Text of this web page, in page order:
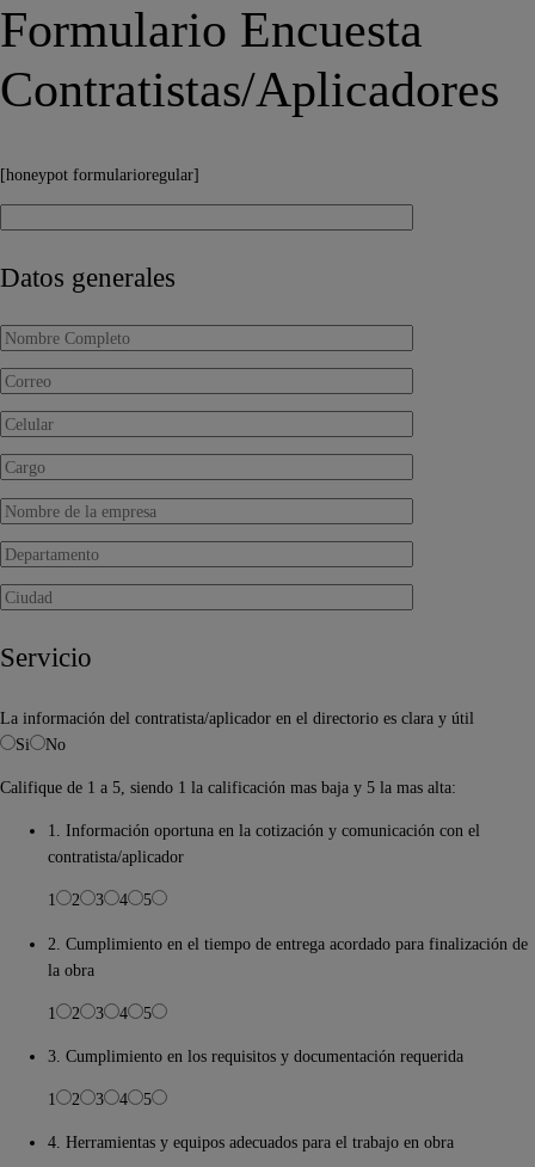
Formulario Encuesta
Contratistas/Aplicadores
[honeypot formularioregular]
Datos generales
Servicio
La información del contratista/aplicador en el directorio es clara y útil
Si
No
Califique de 1 a 5, siendo 1 la calificación mas baja y 5 la mas alta:
1. Información oportuna en la cotización y comunicación con el
contratista/aplicador
1 2 3 4 5
2. Cumplimiento en el tiempo de entrega acordado para finalización de
la obra
1 2 3 4 5
3. Cumplimiento en los requisitos y documentación requerida
1 2 3 4 5
4. Herramientas y equipos adecuados para el trabajo en obra